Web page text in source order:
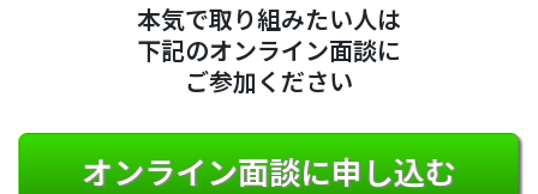
本気で取り組みたい人は
下記のオンライン面談に
ご参加ください
オンライン面談に申し込む